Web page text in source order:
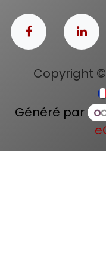
Copyright
Généré par